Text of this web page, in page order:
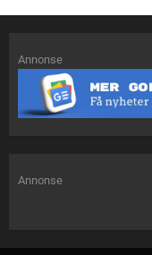
Annonse
Annonse